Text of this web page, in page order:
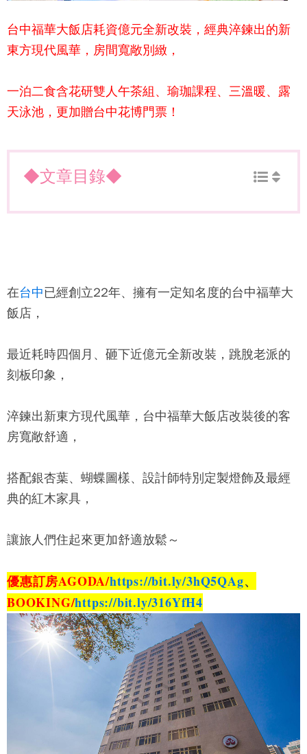
台中福華大飯店耗資億元全新改裝，經典淬鍊出的新
東方現代風華，房間寬敞別緻，
一泊二食含花研雙人午茶組、瑜珈課程、三溫暖、露
天泳池，更加贈台中花博門票！
◆文章目錄◆
在台中已經創立22年、擁有一定知名度的台中福華大
飯店 ，
最近耗時四個月、砸下近億元全新改裝，跳脫老派的
刻板印象，
淬鍊出新東方現代風華， 台中福華大飯店改裝後的客
房寬敞舒適，
搭配銀杏葉、蝴蝶圖樣、設計師特別定製燈飾及最經
典的紅木家具，
讓旅人們住起來更加舒適放鬆～
優惠訂房AGODA/https://bit.ly/3hQ5QAg、
BOOKING/https://bit.ly/316YfH4